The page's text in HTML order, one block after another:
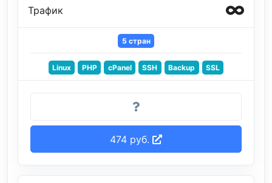
Трафик
5 стран
Linux PHP cPanel SSH Backup SSL
474 руб.